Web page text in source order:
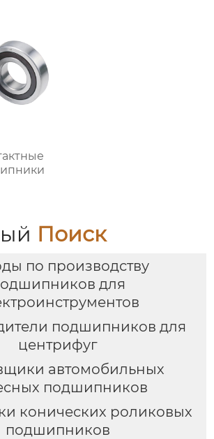
Поиск
по производству
для
подшипников для
центрифуг
автомобильных
подшипников
конических роликовых
подшипников